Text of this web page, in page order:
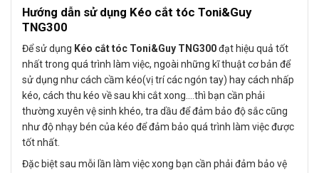
Hướng dẫn sử dụng Kéo cắt tóc Toni&Guy
TNG300
Để sử dụng Kéo cắt tóc Toni&Guy TNG300đạt hiệu quả tốt
nhất trong quá trình làm việc, ngoài những kĩ thuật cơ bản để
sử dụng như cách cầm kéo(vị trí các ngón tay) hay cách nhấp
kéo, cách thu kéo về sau khi cắt xong….thì bạn cần phải
thường xuyên vệ sinh khéo, tra dầu để đảm bảo độ sắc cũng
như độ nhạy bén của kéo để đảm bảo quá trình làm việc được
tốt nhất.
Đặc biệt sau mỗi lần làm việc xong bạn cần phải đảm bảo vệ